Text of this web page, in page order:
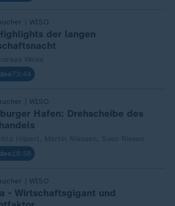
| WISO
der langen
73:44
| WISO
Hafen: Drehscheibe des
18:58
| WISO
- Wirtschaftsgigant und